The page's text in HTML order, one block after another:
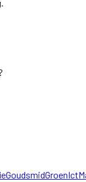
GoudsmidGroenIct